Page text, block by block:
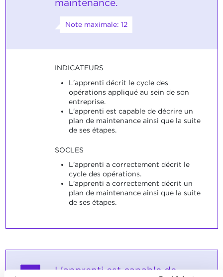
maintenance.
Note maximale: 12
INDICATEURS
L'apprenti décrit le cycle des
opérations appliqué au sein de son
entreprise.
L'apprenti est capable de décrire un
plan de maintenance ainsi que la suite
de ses étapes.
SOCLES
L'apprenti a correctement décrit le
cycle des opérations.
L'apprenti a correctement décrit un
plan de maintenance ainsi que la suite
de ses étapes.
L'apprenti est capable de